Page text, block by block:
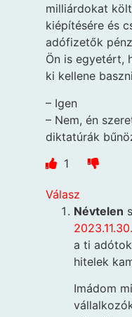
milliárdokat
kiépítésére és
adófizetők
Ön is egyetért,
ki kellene
– Igen
– Nem, én
diktatúrák
1
Válasz
Névtelen
a ti
hitelek
Imádom